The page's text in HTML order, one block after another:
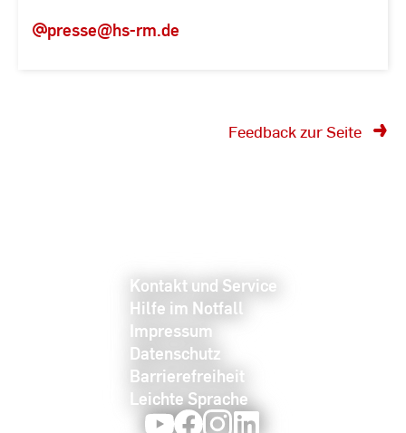
presse@hs-rm.de
Feedback zur Seite
Kontakt und Service
Hilfe im Notfall
Impressum
Datenschutz
Barrierefreiheit
Leichte Sprache
YoutubeFacebookInstagram